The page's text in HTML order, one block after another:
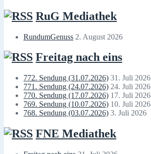
RuG Mediathek
RundumGenuss 2. August 2026
Freitag nach eins
772. Sendung (31.07.2026) 31. Juli 2026
771. Sendung (24.07.2026) 24. Juli 2026
770. Sendung (17.07.2026) 17. Juli 2026
769. Sendung (10.07.2026) 10. Juli 2026
768. Sendung (03.07.2026) 3. Juli 2026
FNE Mediathek